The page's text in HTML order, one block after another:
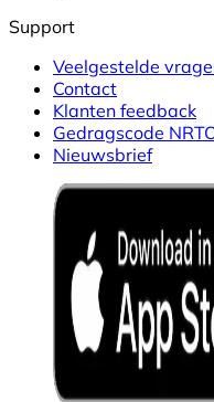
Support
Veelgestelde
Contact
Klanten feedback
Gedragscode
Nieuwsbrief